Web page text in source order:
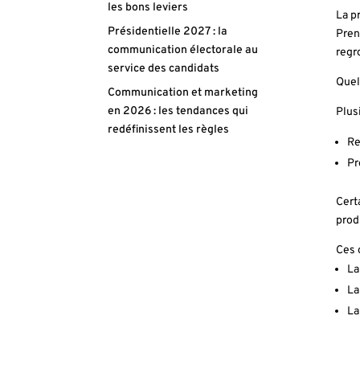
La
Ces
les bons leviers
Présidentielle 2027 : la
communication électorale au
service des candidats
Communication et marketing
en 2026 : les tendances qui
redéfinissent les règles